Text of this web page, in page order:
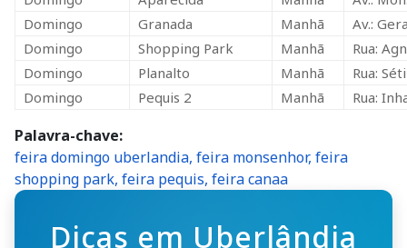
Domingo
Granada Manhã
Domingo
Shopping Park Manhã
Domingo
Planalto Manhã
Rua:
Domingo
Pequis 2 Manhã Rua:
Palavra-chave
feira domingo uberlandia, feira monsenhor, feira
shopping park, feira pequis, feira canaa
Dicas em Uberlândia